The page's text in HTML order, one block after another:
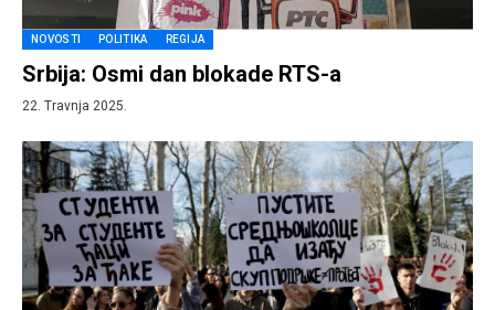
NOVOSTI POLITIKA REGIJA
Srbija: Osmi dan blokade RTS-a
22. Travnja 2025.